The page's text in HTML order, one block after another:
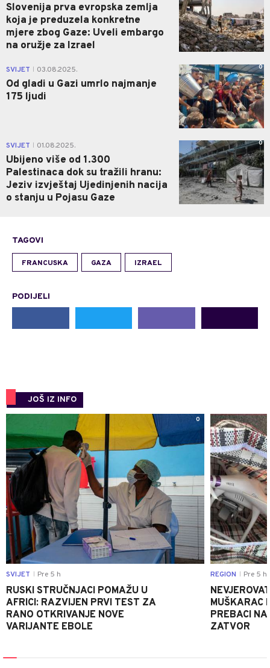
Slovenija prva evropska zemlja
koja je preduzela konkretne
mjere zbog Gaze: Uveli embargo
na oružje za Izrael
SVIJET 03.08.2025.
Od gladi u Gazi umrlo najmanje
175 ljudi
0
SVIJET 01.08.2025.
Ubijeno više od 1.300
Palestinaca dok su tražili hranu:
Jeziv izvještaj Ujedinjenih nacija
o stanju u Pojasu Gaze
0
TAGOVI
FRANCUSKA GAZA IZRAEL
PODIJELI
JOŠ IZ INFO
0
SVIJET Pre 5 h
RUSKI STRUČNJACI POMAŽU U
AFRICI: RAZVIJEN PRVI TEST ZA
RANO OTKRIVANJE NOVE
VARIJANTE EBOLE
REGION Pre 5 h
MUŠKARAC
PREBACI
ZATVOR